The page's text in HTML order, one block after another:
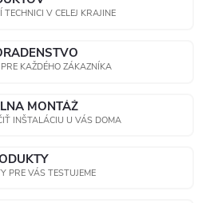
V CELEJ KRAJINE
KAŽDÉHO ZÁKAZNÍKA
MONTÁŽ
INŠTALÁCIU U VÁS DOMA
PRE VÁS TESTUJEME